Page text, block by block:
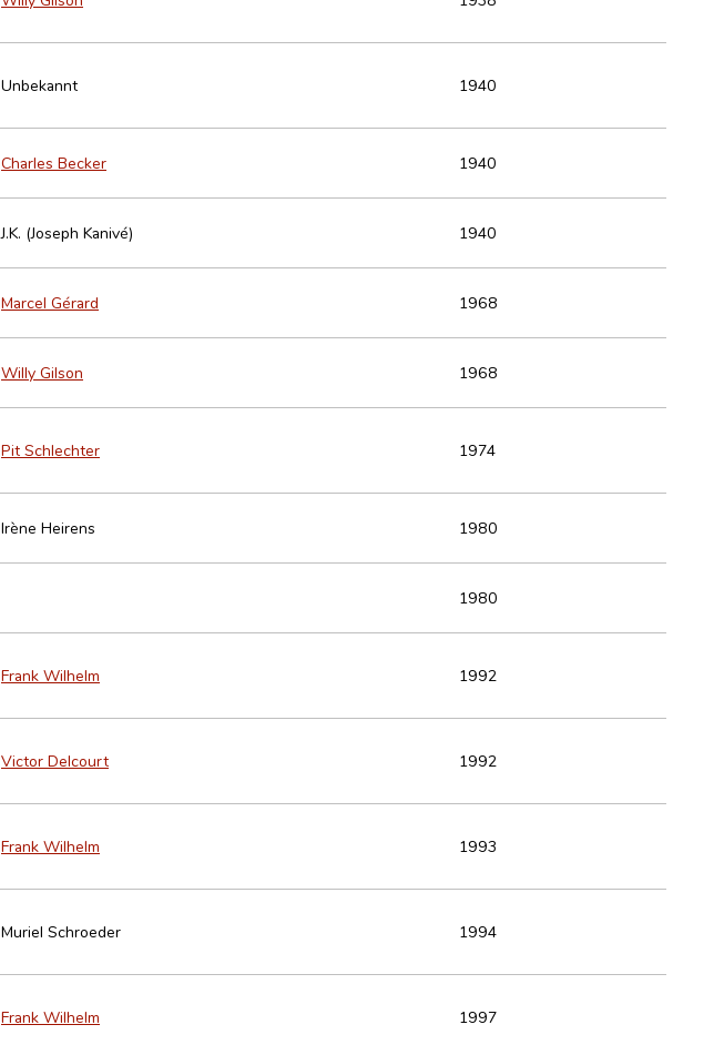
Unbekannt 1940
Charles Becker 1940
J.K. (Joseph Kanivé) 1940
Marcel Gérard 1968
Willy Gilson 1968
Pit Schlechter 1974
Irène Heirens 1980
1980
Frank Wilhelm 1992
Victor Delcourt 1992
Frank Wilhelm 1993
Muriel Schroeder 1994
Frank Wilhelm 1997